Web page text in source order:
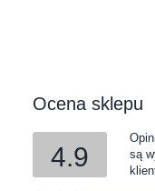
Ocena sklepu
4.9
są